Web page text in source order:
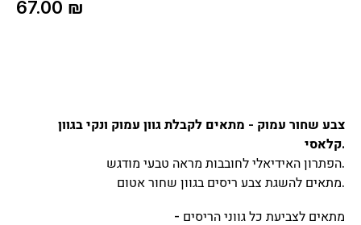
67.00 ₪
צבע שחור עמוק - מתאים לקבלת גוון עמוק ונקי בגוון
קלאסי.
הפתרון האידיאלי לחובבות מראה טבעי מודגש.
מתאים להשגת צבע ריסים בגוון שחור אטום.
- מתאים לצביעת כל גווני הריסים